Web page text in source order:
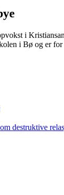
i
i Bø og er
destruktive